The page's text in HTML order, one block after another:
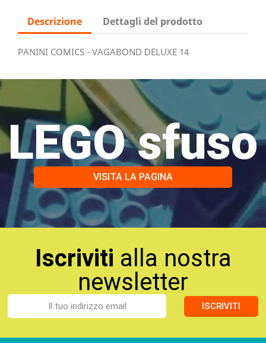
Descrizione Dettagli del prodotto
PANINI COMICS - VAGABOND DELUXE 14
LEGO sfuso
VISITA LA PAGINA
Iscriviti alla nostra
newsletter
ISCRIVITI